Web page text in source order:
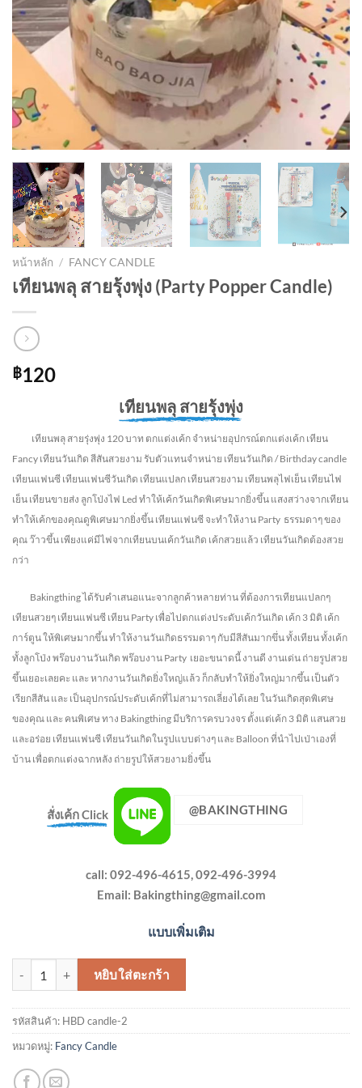
หน้าหลัก / FANCY CANDLE
เทียนพลุ สายรุ้งพุ่ง (Party Popper Candle)
฿120
เทียนพลุ สายรุ้งพุ่ง
เทียนพลุ สายรุ่งพุ่ง 120 บาท ตกแต่งเค้ก จำหน่ายอุปกรณ์ตกแต่งเค้ก เทียน
Fancy เทียนวันเกิด สีสันสวยงาม รับตัวแทนจำหน่าย เทียนวันเกิด / Birthday candle
เทียนแฟนซี เทียนแฟนซีวันเกิด เทียนแปลก เทียนสวยงาม เทียนพลุไฟเย็น เทียนไฟ
เย็น เทียนขายส่ง ลูกโป่งไฟ Led ทำให้เค้กวันเกิดพิเศษมากยิ่งขึ้น แสงสว่างจากเทียน
ทำให้เค้กของคุณดูพิเศษมากยิ่งขึ้น เทียนแฟนซี จะทำให้งาน Party ธรรมดาๆ ของ
คุณ ว๊าวขึ้น เพียงแค่มีไฟจากเทียนบนเค้กวันเกิด เค้กสวยแล้ว เทียนวันเกิดต้องสวย
กว่า
Bakingthing ได้รับคำเสนอแนะจากลูกค้าหลายท่าน ที่ต้องการเทียนแปลกๆ
เทียนสวยๆ เทียนแฟนซี เทียน Party เพื่อไปตกแต่งประดับเค้กวันเกิด เค้ก 3 มิติ เค้ก
การ์ตูน ให้พิเศษมากขึ้น ทำให้งานวันเกิดธรรมดาๆ กับมีสีสันมากขึ่น ทั้งเทียน ทั้งเค้ก
ทั้งลูกโป่ง พร๊อบงานวันเกิด พร๊อบงาน Party เยอะขนาดนี้ งานดี งานเด่น ถ่ายรูปสวย
ขึ้นเยอะเลยคะ และ หากงานวันเกิดยิ่งใหญ่แล้ว ก็กลับทำให้ยิ่งใหญ่มากขึ้น เป็นตัว
เรียกสีสัน และ เป็นอุปกรณ์ประดับเค้กที่ไม่สามารถเลี่ยงได้เลย ในวันเกิดสุดพิเศษ
ของคุณ และ คนพิเศษ ทาง Bakingthing มีบริการครบวงจร ตั้งแต่เค้ก 3 มิติ แสนสวย
และอร่อย เทียนแฟนซี เทียนวันเกิดในรูปแบบต่างๆ และ Balloon ที่นำไปเป่าเองที่
บ้าน เพื่อตกแต่งฉากหลัง ถ่ายรูปให้สวยงามยิ่งขึ้น
สั่งเค้ก Click @BAKINGTHING
call: 092-496-4615, 092-496-3994
Email: Bakingthing@gmail.com
แบบเพิ่มเติม
จำนวน เทียนพลุ สายรุ้งพุ่ง (Party Popper Candle) ชิ้น
หยิบใส่ตะกร้า
รหัสสินค้า: HBD candle-2
หมวดหมู่: Fancy Candle